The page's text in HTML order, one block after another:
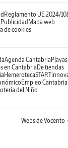
Reglamento UE 2024/
PublicidadMapa web
de cookies
Agenda CantabriaPlayas
en CantabriaDe tiendas
Hemeroteca
Empleo Cantabria
del Niño
Webs de Vocento